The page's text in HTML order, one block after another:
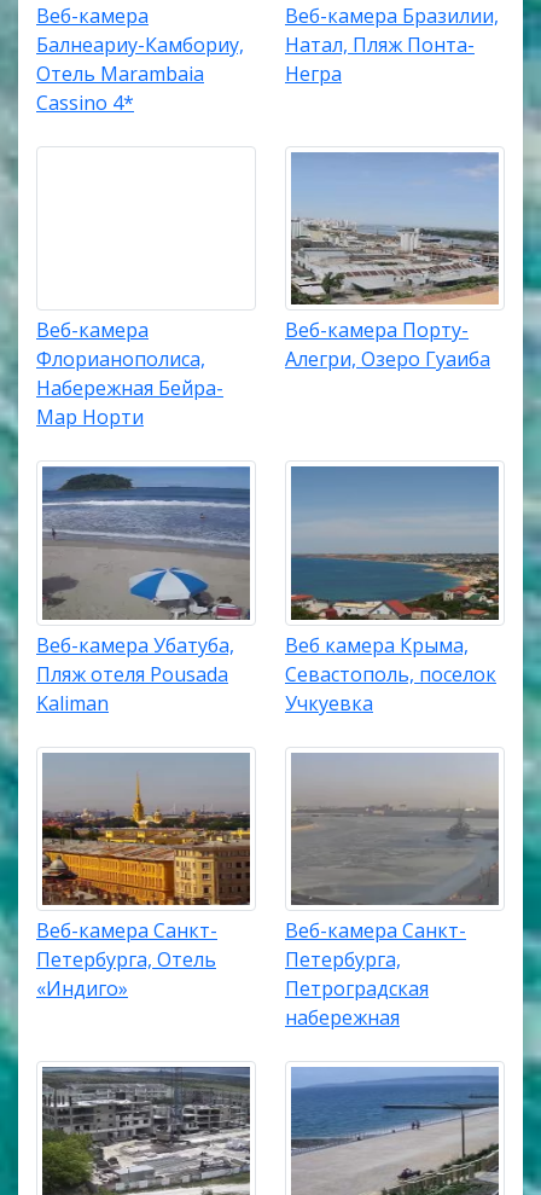
Веб-камера
Балнеариу-Камбориу,
Отель Marambaia
Cassino 4*
Веб-камера Бразилии,
Натал, Пляж Понта-
Негра
Веб-камера
Флорианополиса,
Набережная Бейра-
Мар Норти
Веб-камера Порту-
Алегри, Озеро Гуаиба
Веб-камера Убатуба,
Пляж отеля Pousada
Kaliman
Веб камера Крыма,
Севастополь, поселок
Учкуевка
Веб-камера Санкт-
Петербурга, Отель
«Индиго»
Веб-камера Санкт-
Петербурга,
Петроградская
набережная